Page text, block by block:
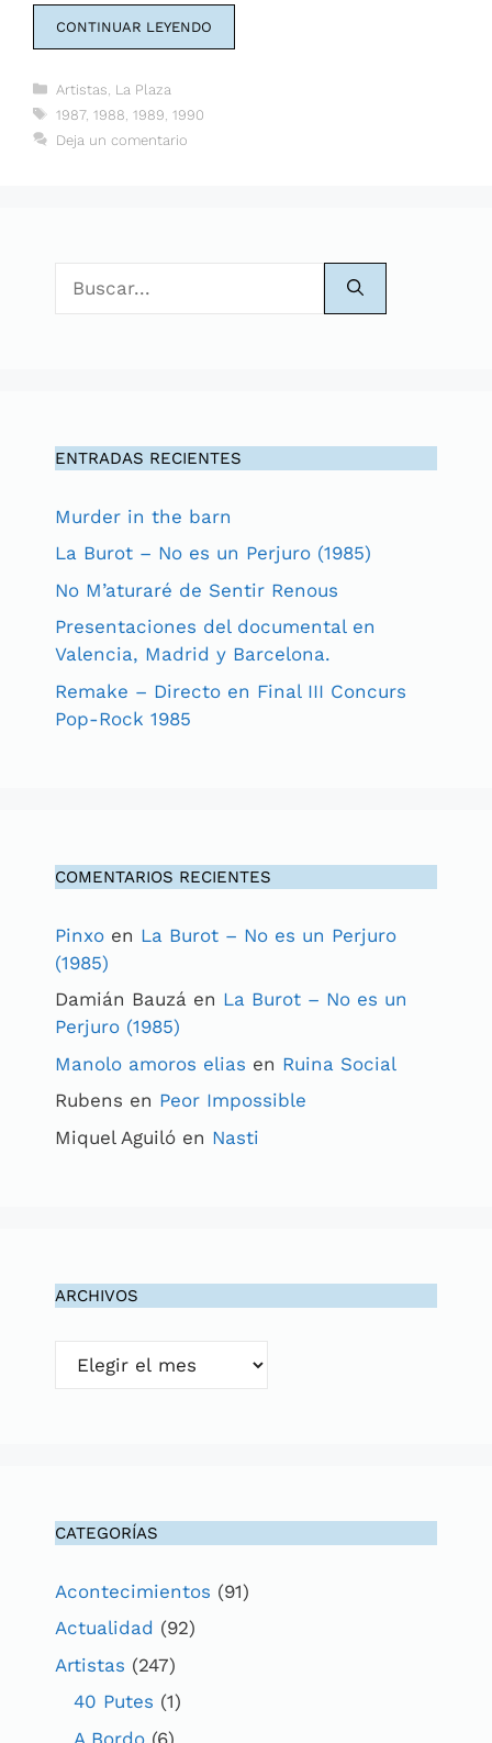
CONTINUAR LEYENDO
Categorías
Artistas La Plaza
Etiquetas
1987, 1988 1989 1990
Deja un comentario
ENTRADAS RECIENTES
Murder in the barn
La Burot – No es un Perjuro (1985)
No M’aturaré de Sentir Renous
Presentaciones del documental en
Valencia, Madrid y Barcelona.
Remake – Directo en Final III Concurs
Pop-Rock 1985
COMENTARIOS RECIENTES
Pinxo en La Burot – No es un Perjuro
(1985)
Damián Bauzá en La Burot – No es un
Perjuro (1985)
Manolo amoros elias en Ruina Social
Rubens en Peor Impossible
Miquel Aguiló en Nasti
ARCHIVOS
Archivos
CATEGORÍAS
Acontecimientos (91)
Actualidad (92)
Artistas (247)
40 Putes (1)
A Bordo (6)